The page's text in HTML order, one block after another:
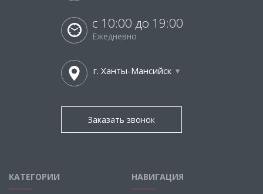
с 10:00 до 19:00
Ежедневно
г. Ханты-Мансийск
Заказать звонок
КАТЕГОРИИ НАВИГАЦИЯ